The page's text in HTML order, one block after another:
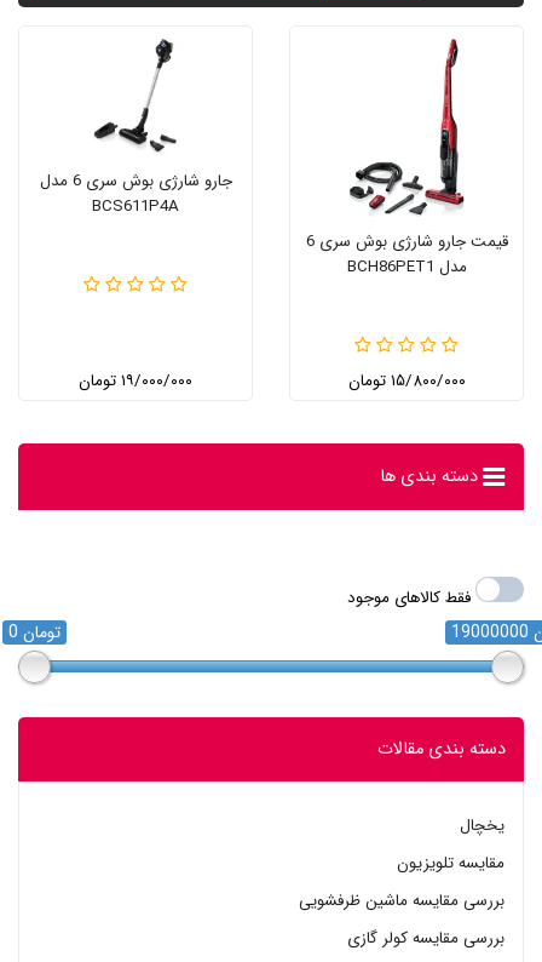
قیمت جارو شارژی بوش سری 6
مدل BCH86PET1
۱۵/۸۰۰/۰۰۰ تومان
جارو شارژی بوش سری 6 مدل
BCS611P4A
۱۹/۰۰۰/۰۰۰ تومان
دسته بندی ها
فقط کالاهای موجود
0 تومان
دسته بندی مقالات
یخچال
مقایسه تلویزیون
بررسی مقایسه ماشین ظرفشویی
بررسی مقایسه کولر گازی